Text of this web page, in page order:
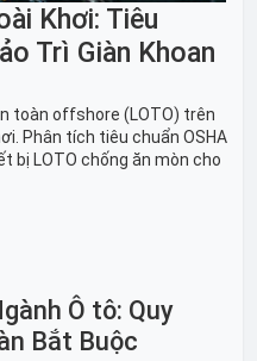
Khơi: Tiêu
Trì Giàn Khoan
toàn offshore (LOTO) trên
Phân tích tiêu chuẩn OSHA
bị LOTO chống ăn mòn cho
Ô tô: Quy
Bắt Buộc